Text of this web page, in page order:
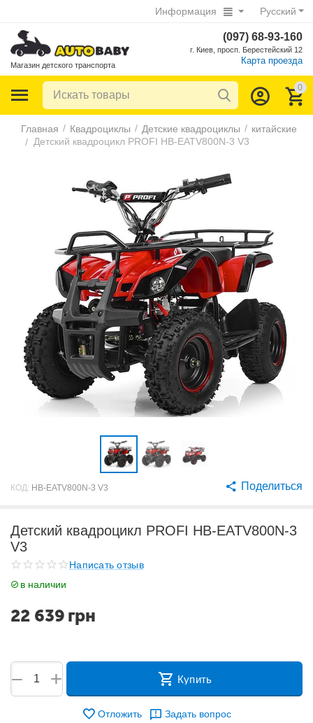
Русский
Информация
Магазин детского транспорта
(097) 68-93-160
г. Киев, просп. Берестейский 12
Карта проезда
0
Главная / Квадроциклы / Детские квадроциклы / китайские
/ Детский квадроцикл PROFI HB-EATV800N-3 V3
КОД: HB-EATV800N-3 V3 Поделиться
Детский квадроцикл PROFI HB-EATV800N-3
V3
Написать отзыв
в наличии
22 639 грн
+
− Купить
Отложить Задать вопрос